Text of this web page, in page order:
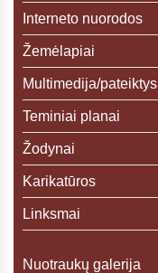
Interneto nuorodos
Žemėlapiai
Multimedija/pateiktys
Teminiai planai
Žodynai
Karikatūros
Linksmai
Nuotraukų galerija